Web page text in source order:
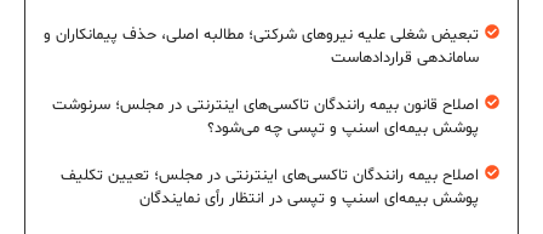
تبعیض شغلی علیه نیروهای شرکتی؛ مطالبه اصلی، حذف پیمانکاران و
ساماندهی قراردادهاست
اصلاح قانون بیمه رانندگان تاکسی‌های اینترنتی در مجلس؛ سرنوشت
پوشش بیمه‌ای اسنپ و تپسی چه می‌شود؟
اصلاح بیمه رانندگان تاکسی‌های اینترنتی در مجلس؛ تعیین تکلیف
پوشش بیمه‌ای اسنپ و تپسی در انتظار رأی نمایندگان